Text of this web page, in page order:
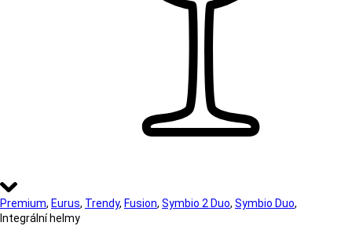
Premium, Eurus, Trendy, Fusion, Symbio 2 Duo, Symbio Duo,
Integrální helmy